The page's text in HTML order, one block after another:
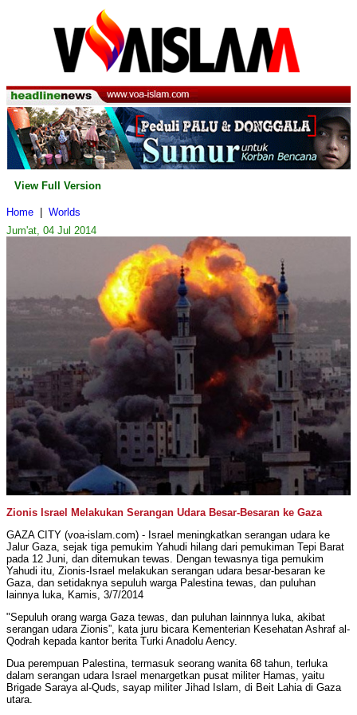
View Full Version
Home
Worlds
Jum'at, 04 Jul 2014
Zionis Israel Melakukan Serangan Udara Besar-Besaran ke Gaza
GAZA CITY (voa-islam.com) - Israel meningkatkan serangan udara ke
Jalur Gaza, sejak tiga pemukim Yahudi hilang dari pemukiman Tepi Barat
pada 12 Juni, dan ditemukan tewas. Dengan tewasnya tiga pemukim
Yahudi itu, Zionis-Israel melakukan serangan udara besar-besaran ke
Gaza, dan setidaknya sepuluh warga Palestina tewas, dan puluhan
lainnya luka, Kamis, 3/7/2014
"Sepuluh orang warga Gaza tewas, dan puluhan lainnnya luka, akibat
serangan udara Zionis”, kata juru bicara Kementerian Kesehatan Ashraf al-
Qodrah kepada kantor berita Turki Anadolu Aency.
Dua perempuan Palestina, termasuk seorang wanita 68 tahun, terluka
dalam serangan udara Israel menargetkan pusat militer Hamas, yaitu
Brigade Saraya al-Quds, sayap militer Jihad Islam, di Beit Lahia di Gaza
utara.